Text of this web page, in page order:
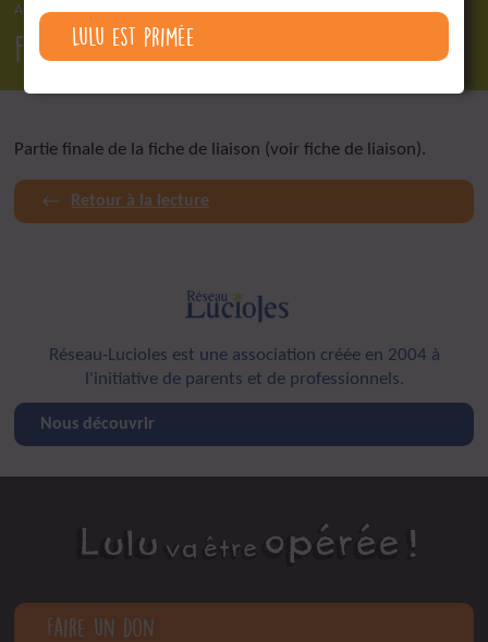
Accueil Lexique Fiche de sortie
Fiche de sortie
Partie finale de la fiche de liaison (voir fiche de liaison).
Retour à la lecture
Réseau-Lucioles est une association créée en 2004 à
l'initiative de parents et de professionnels.
Nous découvrir
Faire un don
Lulu est primée